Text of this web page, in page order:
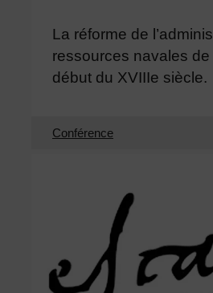
La réforme de
ressources navales
début du XVIIIe siècle.
Conférence